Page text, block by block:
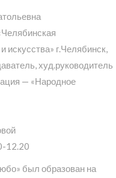
искусства» г.Челябинск,
худ.руководитель
— «Народное
12.20
был образован на